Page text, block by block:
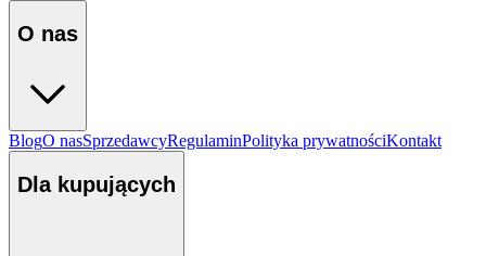
O nas
BlogO nasSprzedawcyRegulaminPolityka prywatnościKontakt
Dla kupujących